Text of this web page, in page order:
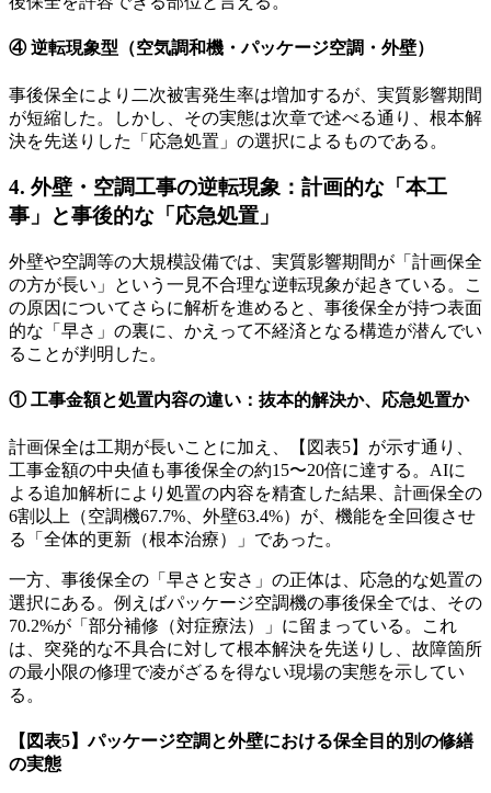
④ 逆転現象型（空気調和機・パッケージ空調・外壁）
事後保全により二次被害発生率は増加するが、実質影響期間
が短縮した。しかし、その実態は次章で述べる通り、根本解
決を先送りした「応急処置」の選択によるものである。
4. 外壁・空調工事の逆転現象：計画的な「本工
事」と事後的な「応急処置」
外壁や空調等の大規模設備では、実質影響期間が「計画保全
の方が長い」という一見不合理な逆転現象が起きている。こ
の原因についてさらに解析を進めると、事後保全が持つ表面
的な「早さ」の裏に、かえって不経済となる構造が潜んでい
ることが判明した。
① 工事金額と処置内容の違い：抜本的解決か、応急処置か
計画保全は工期が長いことに加え、【図表5】が示す通り、
工事金額の中央値も事後保全の約15〜20倍に達する。AIに
よる追加解析により処置の内容を精査した結果、計画保全の
6割以上（空調機67.7%、外壁63.4%）が、機能を全回復させ
る「全体的更新（根本治療）」であった。
一方、事後保全の「早さと安さ」の正体は、応急的な処置の
選択にある。例えばパッケージ空調機の事後保全では、その
70.2%が「部分補修（対症療法）」に留まっている。これ
は、突発的な不具合に対して根本解決を先送りし、故障箇所
の最小限の修理で凌がざるを得ない現場の実態を示してい
る。
【図表5】パッケージ空調と外壁における保全目的別の修繕
の実態